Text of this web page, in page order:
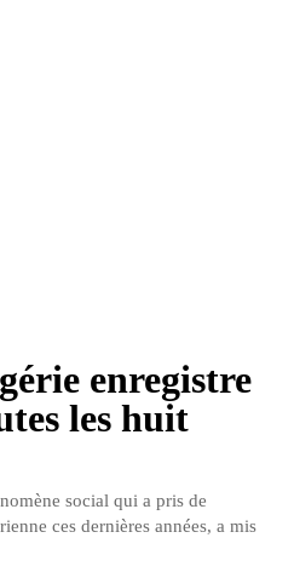
enregistre
les huit
social qui a pris de
ces dernières années, a mis